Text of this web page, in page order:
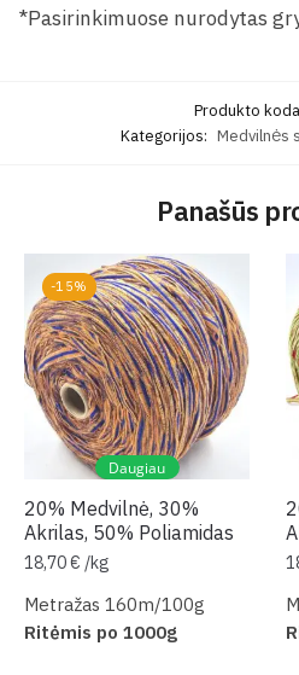
*Pasirinkimuose nurodytas
Produkto
Kategorijos: Medvilnės
Panašūs
-15%
Daugiau
20% Medvilnė, 30%
Akrilas, 50% Poliamidas
18,70€ /kg
Metražas 160m/100g
Ritėmis po 1000g